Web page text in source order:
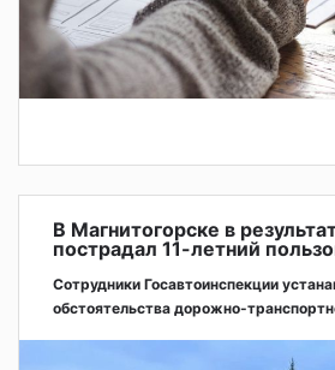
В Магнитогорске в
пострадал 11-летний
Сотрудники Госавтоинспекции
обстоятельства дорожно-